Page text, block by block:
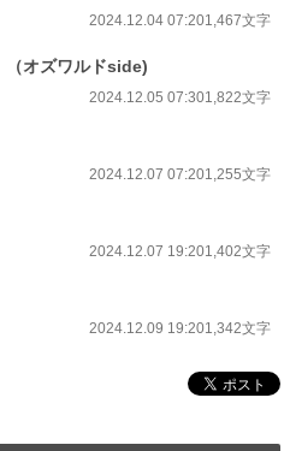
2024.12.04 07:201,467文字
オズワルドside)
2024.12.05 07:301,822文字
2024.12.07 07:201,255文字
2024.12.07 19:201,402文字
2024.12.09 19:201,342文字